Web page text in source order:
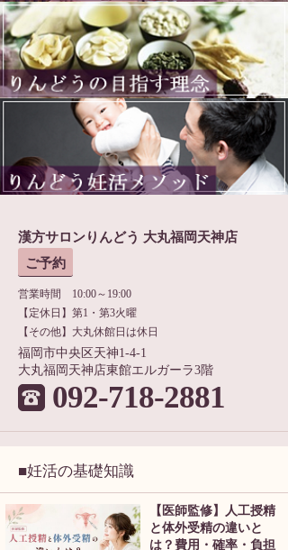
漢方サロンりんどう 大丸福岡天神店
ご予約
営業時間 10:00～19:00
【定休日】第1・第3火曜
【その他】大丸休館日は休日
福岡市中央区天神1-4-1
大丸福岡天神店東館エルガーラ3階
092-718-2881
■妊活の基礎知識
【医師監修】人工授精
と体外受精の違いと
は？費用・確率・負担